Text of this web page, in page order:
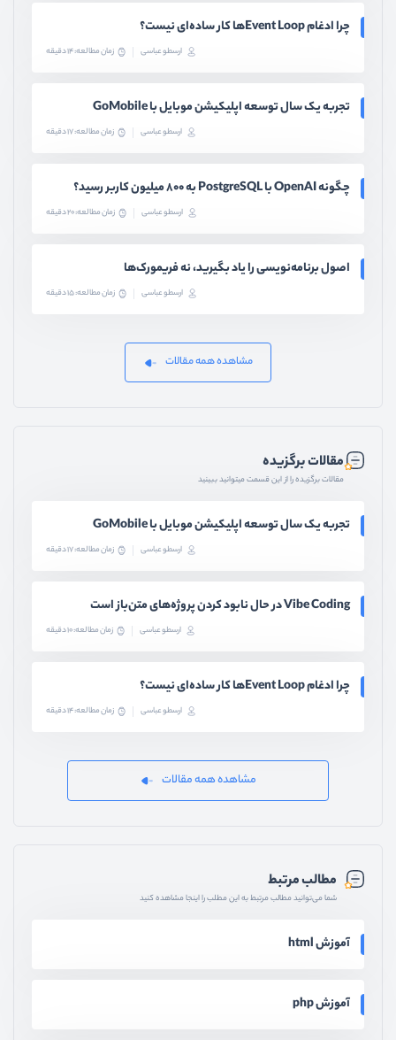
چرا ادغام Event Loopها کار ساده‌ای نیست؟
ارسطو عباسی زمان مطالعه: 14 دقیقه
تجربه یک سال توسعه اپلیکیشن موبایل با GoMobile
ارسطو عباسی زمان مطالعه: 17 دقیقه
چگونه OpenAI با PostgreSQL به ۸۰۰ میلیون کاربر رسید؟
ارسطو عباسی زمان مطالعه: 20 دقیقه
اصول برنامه‌نویسی را یاد بگیرید، نه فریمورک‌ها
ارسطو عباسی زمان مطالعه: 15 دقیقه
مشاهده همه مقالات
مقالات برگزیده
مقالات برگزیده را از این قسمت میتوانید ببینید
تجربه یک سال توسعه اپلیکیشن موبایل با GoMobile
ارسطو عباسی زمان مطالعه: 17 دقیقه
Vibe Coding در حال نابود کردن پروژه‌های متن‌باز است
ارسطو عباسی زمان مطالعه: 10 دقیقه
چرا ادغام Event Loopها کار ساده‌ای نیست؟
ارسطو عباسی زمان مطالعه: 14 دقیقه
مشاهده همه مقالات
مطالب مرتبط
شما می‌توانید مطالب مرتبط به این مطلب را اینجا مشاهده کنید
آموزش html
آموزش php